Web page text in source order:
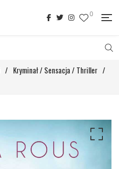
0
/ Kryminał / Sensacja / Thriller /